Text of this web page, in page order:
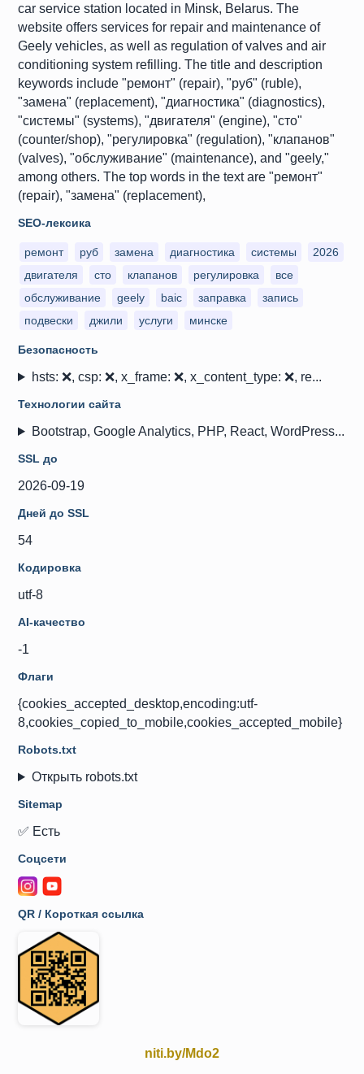
car service station located in Minsk, Belarus. The
website offers services for repair and maintenance of
Geely vehicles, as well as regulation of valves and air
conditioning system refilling. The title and description
keywords include "ремонт" (repair), "руб" (ruble),
"замена" (replacement), "диагностика" (diagnostics),
"системы" (systems), "двигателя" (engine), "сто"
(counter/shop), "регулировка" (regulation), "клапанов"
(valves), "обслуживание" (maintenance), and "geely,"
among others. The top words in the text are "ремонт"
(repair), "замена" (replacement),
SEO-лексика
ремонт руб замена диагностика системы
2026
двигателя
сто клапанов регулировка
все
обслуживание
geely baic заправка
запись
подвески
джили услуги минске
Безопасность
hsts: ❌, csp: ❌, x_frame: ❌, x_content_type: ❌, re...
Технологии сайта
Bootstrap, Google Analytics, PHP, React, WordPress...
SSL до
2026-09-19
Дней до SSL
54
Кодировка
utf-8
AI-качество
-1
Флаги
{cookies_accepted_desktop,encoding:utf-
8,cookies_copied_to_mobile,cookies_accepted_mobile}
Robots.txt
Открыть robots.txt
Sitemap
✅ Есть
Соцсети
QR / Короткая ссылка
niti.by/Mdo2